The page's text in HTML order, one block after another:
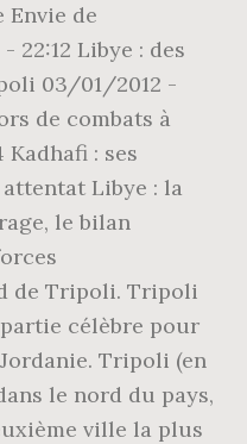
de
22:12 Libye : des
03/01/2012 -
de combats à
: ses
Libye : la
le bilan
de Tripoli. Tripoli
célèbre pour
Tripoli (en
ville la plus